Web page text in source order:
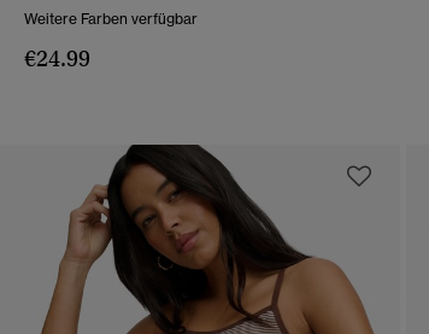
Weitere Farben verfügbar
€24.99